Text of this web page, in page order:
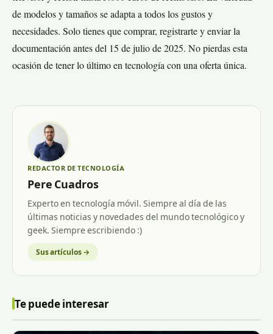
de modelos y tamaños se adapta a todos los gustos y
necesidades. Solo tienes que comprar, registrarte y enviar la
documentación antes del 15 de julio de 2025. No pierdas esta
ocasión de tener lo último en tecnología con una oferta única.
REDACTOR DE TECNOLOGÍA
Pere Cuadros
Experto en tecnología móvil. Siempre al día de las
últimas noticias y novedades del mundo tecnológico y
geek. Siempre escribiendo :)
Sus artículos →
Te puede interesar